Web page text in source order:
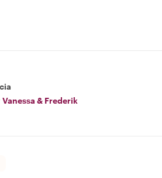
Vanessa & Frederik